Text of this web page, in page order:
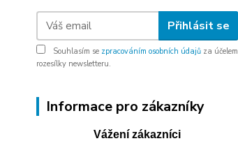
Přihlásit se
Souhlasím se zpracováním osobních údajů za účelem
rozesílky newsletteru.
Informace pro zákazníky
Vážení zákazníci